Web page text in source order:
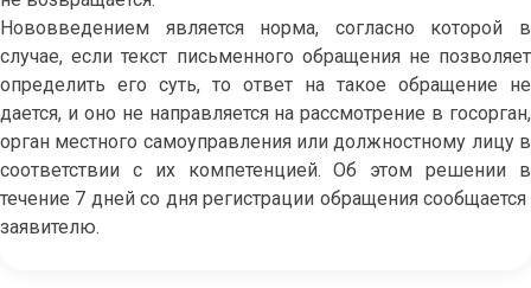
Нововведением является норма, согласно которой в
случае, если текст письменного обращения не позволяет
определить его суть, то ответ на такое обращение не
дается, и оно не направляется на рассмотрение в госорган,
орган местного самоуправления или должностному лицу в
соответствии с их компетенцией. Об этом решении в
течение 7 дней со дня регистрации обращения сообщается
заявителю.